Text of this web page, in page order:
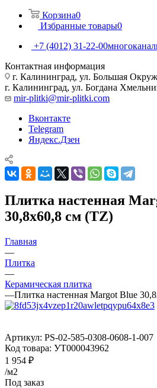
Корзина0
Избранные товары0
+7 (4012) 31-22-00
Контактная информация
г. Калининград, ул. Большая
г. Калининград, ул. Богдана
mir-plitki@mir-plitki.com
Вконтакте
Telegram
Яндекс.Дзен
Плитка настенная
30,8x60,8 см (TZ)
Главная
—
Плитка
—
Керамическая плитка
—Плитка настенная Margot Blue
Артикул: PS-02-585-0308-0608-1-007
Код товара: УТ000043962
1 954 ₽
/м2
Под заказ